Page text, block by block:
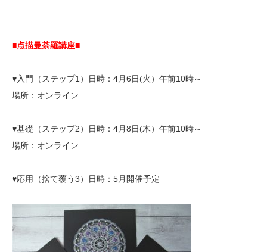
■点描曼荼羅講座■
♥入門（ステップ1）日時：4月6日(火）午前10時～
場所：オンライン
♥基礎（ステップ2）日時：4月8日(木）午前10時～
場所：オンライン
♥応用（捨て覆う3）日時：5月開催予定